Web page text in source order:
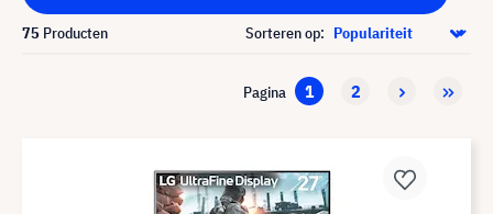
75 Producten Sorteren op:
Pagina 1 2